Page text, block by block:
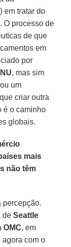
) em tratar do
. O processo de
de que
em
por
, mas sim
um
criar outra
é o caminho
globais.
mais
não têm
percepção.
deSeattle
OMC, em
agora com o